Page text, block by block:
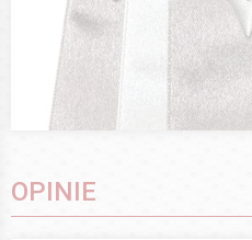
OPINIE